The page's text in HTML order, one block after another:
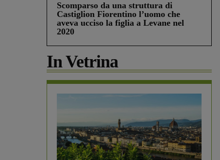
Scomparso da una struttura di
Castiglion Fiorentino l’uomo che
aveva ucciso la figlia a Levane nel
2020
In Vetrina